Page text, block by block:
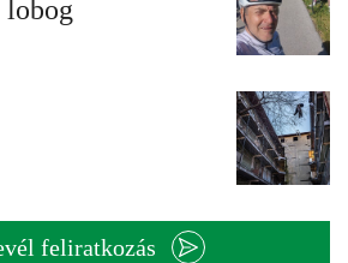
lobog
feliratkozás